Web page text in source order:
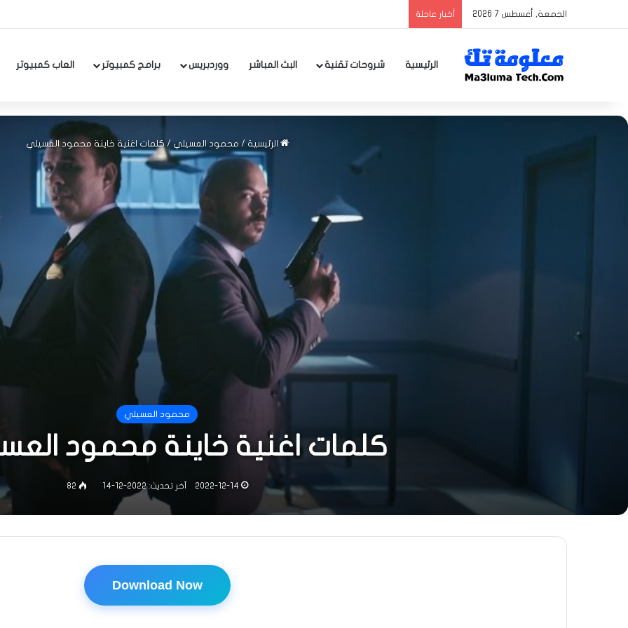
الجمعة, أغسطس 7 2026 أخبار عاجلة
الرئيسية شروحات تقنية البث المباشر ووردبريس برامج كمبيوتر العاب كمبيوتر
الرئيسية / محمود العسيلي / كلمات اغنية خاينة محمود العسيلي
محمود العسيلي
كلمات اغنية خاينة محمود
2022-12-14 آخر تحديث: 2022-12-14 82
Download Now